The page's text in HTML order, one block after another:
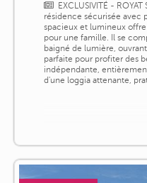
EXCLUSIVITÉ -
résidence sécurisée avec
spacieux et lumineux
pour une famille. Il se
baigné de lumière,
parfaite pour profiter des
indépendante,
d'une loggia attenante,